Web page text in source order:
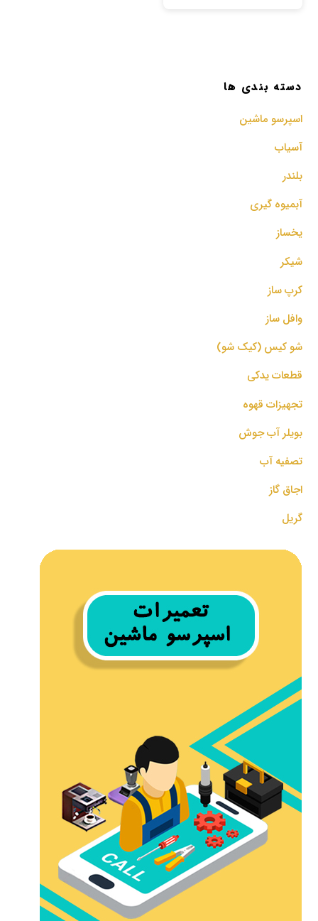
دسته بندی ها
اسپرسو‌ ماشین
آسیاب
بلندر
آبمیوه گیری
یخساز
شیکر
کرپ ساز
وافل ساز
شو کیس (کیک شو)
قطعات یدکی
تجهیزات قهوه
بویلر آب جوش
تصفیه آب
اجاق گاز
گریل